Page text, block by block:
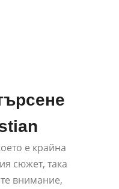
е крайна
сюжет, така
внимание,